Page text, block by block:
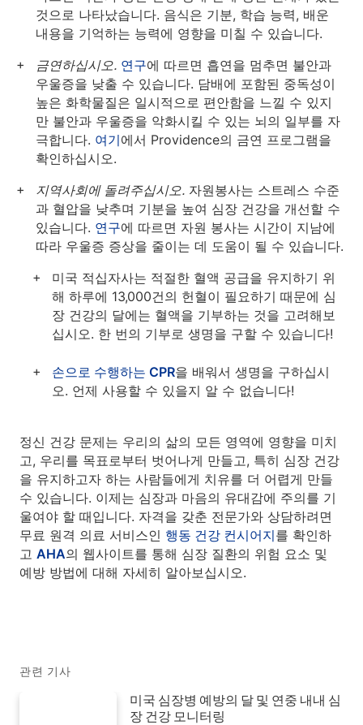
것으로 나타났습니다. 음식은 기분, 학습 능력, 배운
내용을 기억하는 능력에 영향을 미칠 수 있습니다.
금연하십시오. 연구에 따르면 흡연을 멈추면 불안과
우울증을 낮출 수 있습니다. 담배에 포함된 중독성이
높은 화학물질은 일시적으로 편안함을 느낄 수 있지
만 불안과 우울증을 악화시킬 수 있는 뇌의 일부를 자
극합니다. 여기에서 Providence의 금연 프로그램을
확인하십시오.
지역사회에 돌려주십시오. 자원봉사는 스트레스 수준
과 혈압을 낮추며 기분을 높여 심장 건강을 개선할 수
있습니다. 연구에 따르면 자원 봉사는 시간이 지남에
따라 우울증 증상을 줄이는 데 도움이 될 수 있습니다.
미국 적십자사는 적절한 혈액 공급을 유지하기 위
해 하루에 13,000건의 헌혈이 필요하기 때문에 심
장 건강의 달에는 혈액을 기부하는 것을 고려해보
십시오. 한 번의 기부로 생명을 구할 수 있습니다!
손으로 수행하는 CPR을 배워서 생명을 구하십시
오. 언제 사용할 수 있을지 알 수 없습니다!
정신 건강 문제는 우리의 삶의 모든 영역에 영향을 미치
고, 우리를 목표로부터 벗어나게 만들고, 특히 심장 건강
을 유지하고자 하는 사람들에게 치유를 더 어렵게 만들
수 있습니다. 이제는 심장과 마음의 유대감에 주의를 기
울여야 할 때입니다. 자격을 갖춘 전문가와 상담하려면
무료 원격 의료 서비스인 행동 건강 컨시어지를 확인하
고 AHA의 웹사이트를 통해 심장 질환의 위험 요소 및
예방 방법에 대해 자세히 알아보십시오.
관련 기사
미국 심장병 예방의 달 및 연중 내내 심
장 건강 모니터링